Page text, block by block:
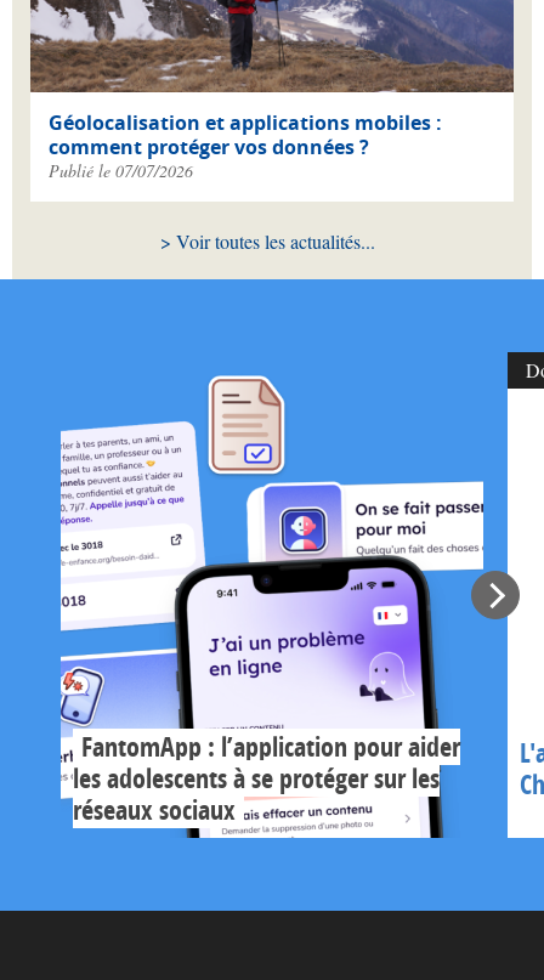
Géolocalisation et applications mobiles :
comment protéger vos données ?
Publié le 07/07/2026
Voir toutes les actualités
FantomApp : l’application pour aider
les adolescents à se protéger sur les
réseaux sociaux